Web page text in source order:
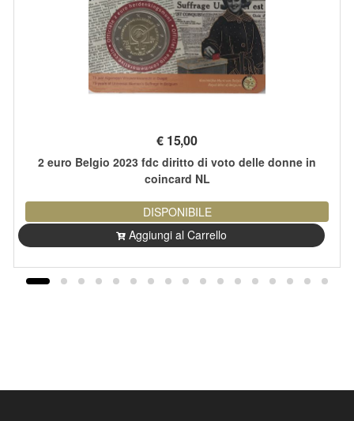
€ 15,00
2 euro Belgio 2023 fdc diritto di voto delle donne in
coincard NL
DISPONIBILE
Aggiungi al Carrello